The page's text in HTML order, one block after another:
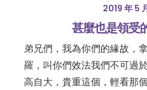
2019 年 5
甚麼也是領受
弟兄們，我為你們的緣故，
羅，叫你們效法我們不可過
高自大，貴重這個，輕看那